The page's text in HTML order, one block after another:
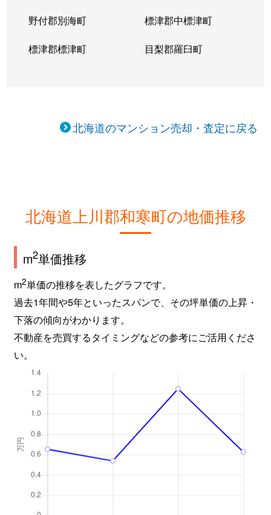
野付郡別海町 標津郡中標津町
標津郡標津町 目梨郡羅臼町
北海道のマンション売却・査定に戻る
北海道上川郡和寒町の地価推移
m2単価推移
m2単価の推移を表したグラフです。
過去1年間や5年といったスパンで、その坪単価の上昇・
下落の傾向がわかります。
不動産を売買するタイミングなどの参考にご活用くださ
い。